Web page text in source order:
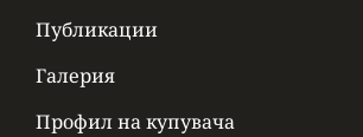
Публикации
Галерия
Профил на купувача